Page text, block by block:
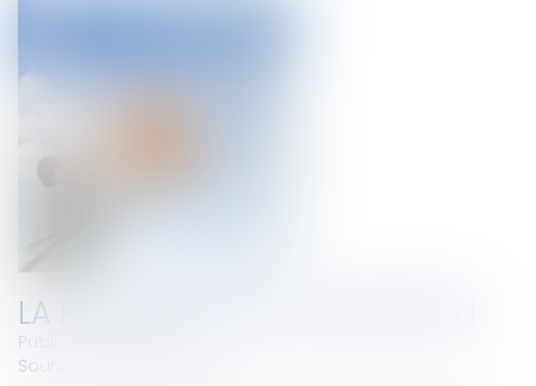
LA RÉVOCATION DE L'ADOPTION
Publié le :
Source :